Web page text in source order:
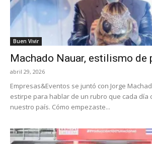
Buen Vivir
Machado Nauar, estilismo de
abril 29, 2026
Empresas&Eventos se juntó con Jorge
estirpe para hablar de un rubro que cada día
nuestro país. Cómo empezaste...